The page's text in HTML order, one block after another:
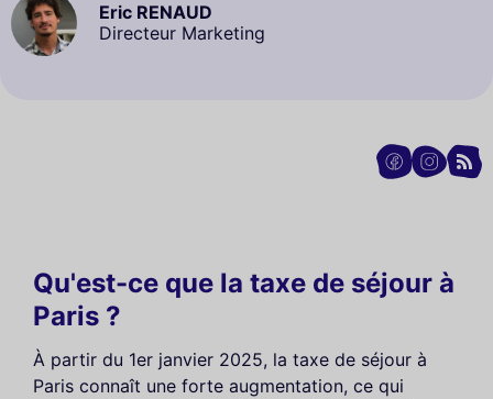
Eric RENAUD
Directeur Marketing
Qu'est-ce que la taxe de séjour à
Paris ?
À partir du 1er janvier 2025, la taxe de séjour à
Paris connaît une forte augmentation, ce qui